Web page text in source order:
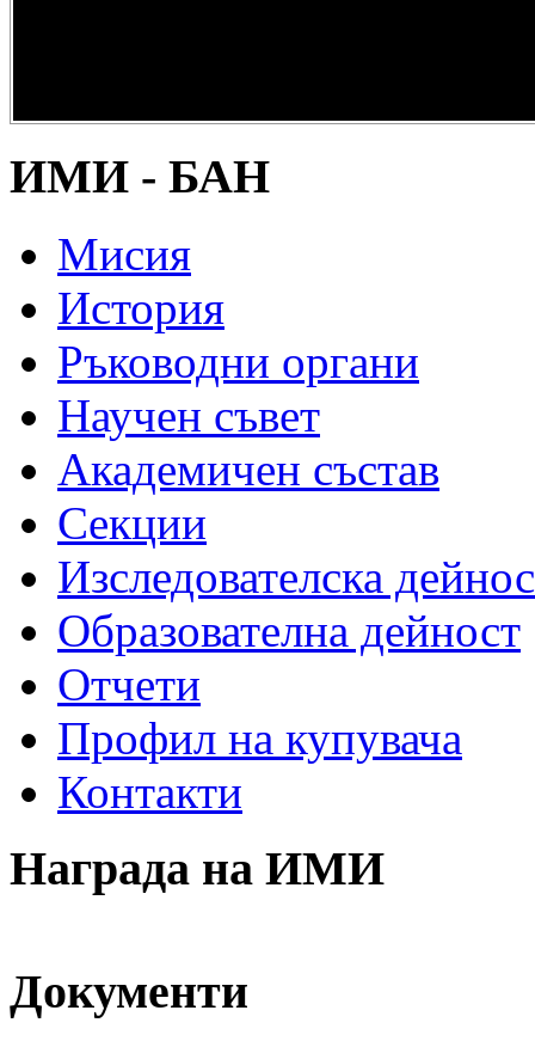
наследство” -
ИМИ - БАН
Мисия
История
Ръководни органи
Научен съвет
Академичен състав
Секции
Изследователска
Образователна дейност
Отчети
Профил на купувача
Контакти
Награда на ИМИ
Документи